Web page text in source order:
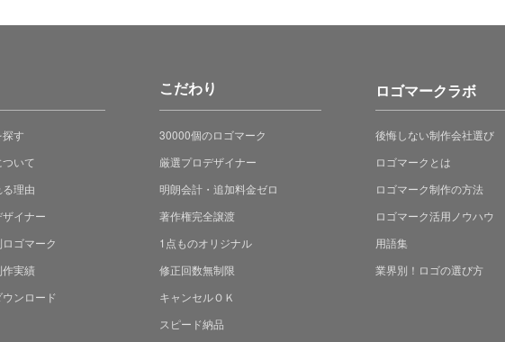
探す
いて
理由
イナー
ゴマーク
作実績
ンロード
こだわり
30000個のロゴマーク
厳選プロデザイナー
明朗会計・追加料金ゼロ
著作権完全譲渡
1点ものオリジナル
修正回数無制限
キャンセルＯＫ
スピード納品
ロゴマークラボ
後悔しない制作会社選び
ロゴマークとは
ロゴマーク制作の方法
ロゴマーク活用ノウハウ
用語集
業界別！ロゴの選び方